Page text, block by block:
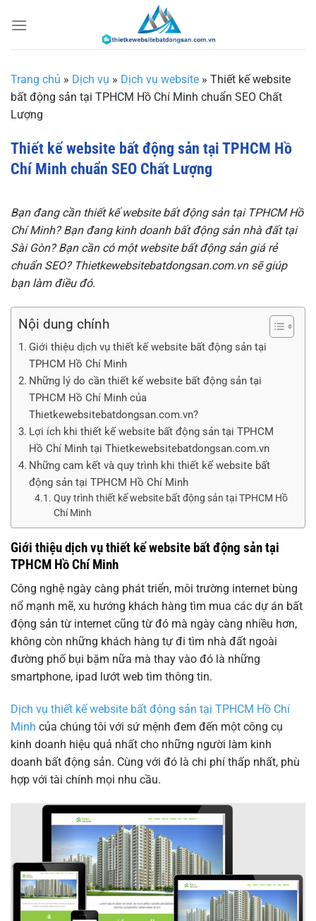
đến
Trang chủ » Dịch vụ » Dịch vụ website » Thiết kế website
bất động sản tại TPHCM Hồ Chí Minh chuẩn SEO Chất
Lượng
Thiết kế website bất động sản tại TPHCM Hồ
Chí Minh chuẩn SEO Chất Lượng
Bạn đang cần thiết kế website bất động sản tại TPHCM Hồ
Chí Minh? Bạn đang kinh doanh bất động sản nhà đất tại
Sài Gòn? Bạn cần có một website bất động sản giá rẻ
chuẩn SEO? Thietkewebsitebatdongsan.com.vn sẽ giúp
bạn làm điều đó.
Nội dung chính
Giới thiệu dịch vụ thiết kế website bất động sản tại
TPHCM Hồ Chí Minh
Những lý do cần thiết kế website bất động sản tại
TPHCM Hồ Chí Minh của
Thietkewebsitebatdongsan.com.vn?
Lợi ích khi thiết kế website bất động sản tại TPHCM
Hồ Chí Minh tại Thietkewebsitebatdongsan.com.vn
Những cam kết và quy trình khi thiết kế website bất
động sản tại TPHCM Hồ Chí Minh
Quy trình thiết kế website bất động sản tại TPHCM Hồ
Chí Minh
Giới thiệu dịch vụ thiết kế website bất động sản tại
TPHCM Hồ Chí Minh
Công nghệ ngày càng phát triển, môi trường internet bùng
nổ mạnh mẽ, xu hướng khách hàng tìm mua các dự án bất
động sản từ internet cũng từ đó mà ngày càng nhiều hơn,
không còn những khách hàng tự đi tìm nhà đất ngoài
đường phố bụi bặm nữa mà thay vào đó là những
smartphone, ipad lướt web tìm thông tin.
Dịch vụ thiết kế website bất động sản tại TPHCM Hồ Chí
Minh của chúng tôi với sứ mệnh đem đến một công cụ
kinh doanh hiệu quả nhất cho những người làm kinh
doanh bất động sản. Cùng với đó là chi phí thấp nhất, phù
hợp với tài chính mọi nhu cầu.